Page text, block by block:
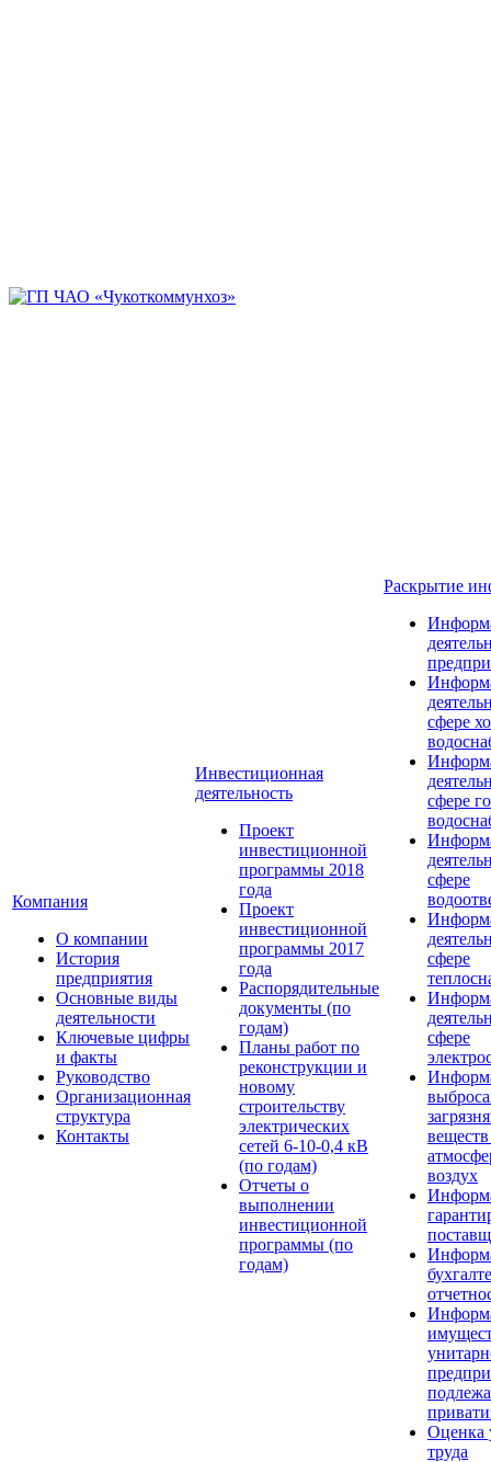
Компания
О компании
История
предприятия
Основные виды
деятельности
Ключевые цифры
и факты
Руководство
Организационная
структура
Контакты
Инвестиционная
деятельность
Проект
инвестиционной
программы 2018
года
Проект
инвестиционной
программы 2017
года
Распорядительные
документы (по
годам)
Планы работ по
реконструкции и
новому
строительству
электрических
сетей 6-10-0,4 кВ
(по годам)
Отчеты о
выполнении
инвестиционной
программы (по
годам)
Раскрытие
сфере
сфере
сфере
сфере
сфере
воздух
Оценка
труда